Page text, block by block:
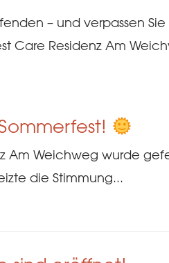
– und verpassen
Care Residenz Am
Am Weichweg wurde
die Stimmung...